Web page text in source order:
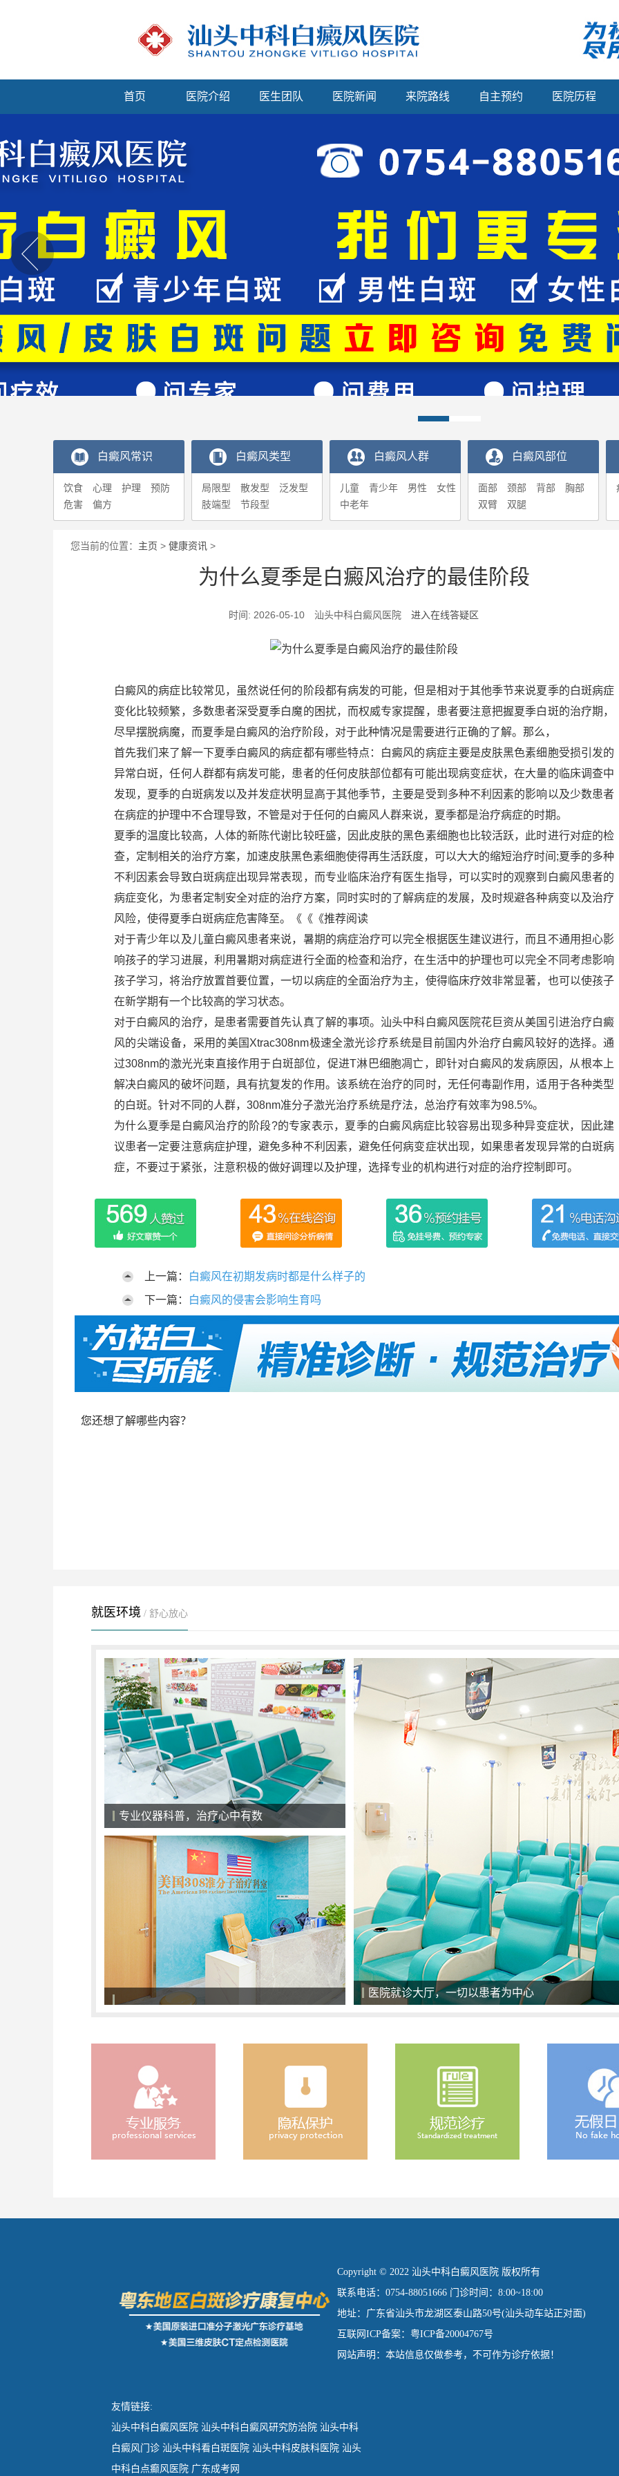
首页 医院介绍 医生团队 医院新闻 来院路线 自主预约 医院历程
白癜风常识
饮食 心理 护理
预防
危害
偏方
白癜风类型
局限型 散发型
泛发型
肢端型
节段型
白癜风人群
儿童 青少年 男性
女性
中老年
白癜风部位
面部 颈部 背部
胸部
双臂
双腿
您当前的位置： 主页 > 健康资讯 >
为什么夏季是白癜风治疗的最佳阶段
时间: 2026-05-10 汕头中科白癜风医院 进入在线答疑区
白癜风的病症比较常见，虽然说任何的阶段都有病发的可能，但是相对于其他季节来说夏季的白斑病症
变化比较频繁，多数患者深受夏季白魔的困扰，而权威专家提醒，患者要注意把握夏季白斑的治疗期，
尽早摆脱病魔，而夏季是白癜风的治疗阶段，对于此种情况是需要进行正确的了解。那么，
首先我们来了解一下夏季白癜风的病症都有哪些特点：白癜风的病症主要是皮肤黑色素细胞受损引发的
异常白斑，任何人群都有病发可能，患者的任何皮肤部位都有可能出现病变症状，在大量的临床调查中
发现，夏季的白斑病发以及并发症状明显高于其他季节，主要是受到多种不利因素的影响以及少数患者
在病症的护理中不合理导致，不管是对于任何的白癜风人群来说，夏季都是治疗病症的时期。
夏季的温度比较高，人体的新陈代谢比较旺盛，因此皮肤的黑色素细胞也比较活跃，此时进行对症的检
查，定制相关的治疗方案，加速皮肤黑色素细胞使得再生活跃度，可以大大的缩短治疗时间;夏季的多种
不利因素会导致白斑病症出现异常表现，而专业临床治疗有医生指导，可以实时的观察到白癜风患者的
病症变化，为患者定制安全对症的治疗方案，同时实时的了解病症的发展，及时规避各种病变以及治疗
风险，使得夏季白斑病症危害降至。《《《推荐阅读
对于青少年以及儿童白癜风患者来说，暑期的病症治疗可以完全根据医生建议进行，而且不通用担心影
响孩子的学习进展，利用暑期对病症进行全面的检查和治疗，在生活中的护理也可以完全不同考虑影响
孩子学习，将治疗放置首要位置，一切以病症的全面治疗为主，使得临床疗效非常显著，也可以使孩子
在新学期有一个比较高的学习状态。
对于白癜风的治疗，是患者需要首先认真了解的事项。汕头中科白癜风医院花巨资从美国引进治疗白癜
风的尖端设备，采用的美国Xtrac308nm极速全激光诊疗系统是目前国内外治疗白癜风较好的选择。通
过308nm的激光光束直接作用于白斑部位，促进T淋巴细胞凋亡，即针对白癜风的发病原因，从根本上
解决白癜风的破坏问题，具有抗复发的作用。该系统在治疗的同时，无任何毒副作用，适用于各种类型
的白斑。针对不同的人群，308nm准分子激光治疗系统是疗法，总治疗有效率为98.5%。
为什么夏季是白癜风治疗的阶段?的专家表示，夏季的白癜风病症比较容易出现多种异变症状，因此建
议患者一定要注意病症护理，避免多种不利因素，避免任何病变症状出现，如果患者发现异常的白斑病
症，不要过于紧张，注意积极的做好调理以及护理，选择专业的机构进行对症的治疗控制即可。
上一篇：
白癜风在初期发病时都是什么样子的
下一篇：
白癜风的侵害会影响生育吗
您还想了解哪些内容？
就医环境 / 舒心放心
医院候诊大厅，一切以患者为中心
308准分子激光治疗系统 美国最新一代308准分子激光治疗系统
Copyright © 2022 汕头中科白癜风医院 版权所有
联系电话：0754-88051666 门诊时间：8:00~18:00
地址：广东省汕头市龙湖区泰山路50号(汕头动车站正对面)
互联网ICP备案：粤ICP备20004767号
网站声明：本站信息仅做参考，不可作为诊疗依据！
友情链接:
汕头中科白癜风医院 汕头中科白癜风研究防治院 汕头中科
白癜风门诊 汕头中科看白斑医院 汕头中科皮肤科医院 汕头
中科白点癫风医院 广东成考网